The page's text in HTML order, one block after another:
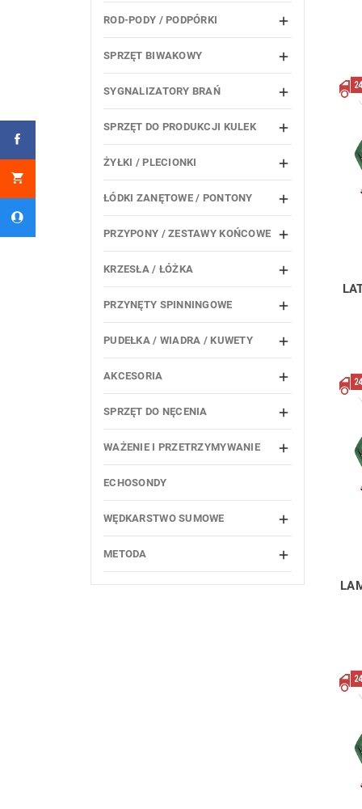
ROD-PODY / PODPÓRKI 
SPRZĘT BIWAKOWY 
SYGNALIZATORY BRAŃ 
SPRZĘT DO PRODUKCJI KULEK 
ŻYŁKI / PLECIONKI 
ŁÓDKI ZANĘTOWE / PONTONY 
PRZYPONY / ZESTAWY KOŃCOWE 
KRZESŁA / ŁÓŻKA 
PRZYNĘTY SPINNINGOWE 
PUDEŁKA / WIADRA / KUWETY 
AKCESORIA 
SPRZĘT DO NĘCENIA 
WAŻENIE I PRZETRZYMYWANIE 
ECHOSONDY
WĘDKARSTWO SUMOWE 
METODA 